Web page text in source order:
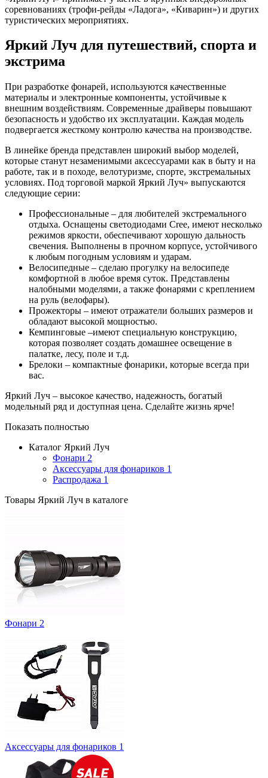
соревнованиях (трофи-рейды «Ладога», «Киварин») и других
туристических мероприятиях.
Яркий Луч для путешествий, спорта и
экстрима
При разработке фонарей, используются качественные
материалы и электронные компоненты, устойчивые к
внешним воздействиям. Современные драйверы повышают
безопасность и удобство их эксплуатации. Каждая модель
подвергается жесткому контролю качества на производстве.
В линейке бренда представлен широкий выбор моделей,
которые станут незаменимыми аксессуарами как в быту и на
работе, так и в походе, велотуризме, спорте, экстремальных
условиях. Под торговой маркой Яркий Луч» выпускаются
следующие серии:
Профессиональные – для любителей экстремального
отдыха. Оснащены светодиодами Cree, имеют несколько
режимов яркости, обеспечивают хорошую дальность
свечения. Выполнены в прочном корпусе, устойчивого
к любым погодным условиям и ударам.
Велосипедные – сделаю прогулку на велосипеде
комфортной в любое время суток. Представлены
налобными моделями, а также фонарями с креплением
на руль (велофары).
Прожекторы – имеют отражатели больших размеров и
обладают высокой мощностью.
Кемпинговые –имеют специальную конструкцию,
которая позволяет создать домашнее освещение в
палатке, лесу, поле и т.д.
Брелоки – компактные фонарики, которые всегда при
вас.
Яркий Луч – высокое качество, надежность, богатый
модельный ряд и доступная цена. Сделайте жизнь ярче!
Показать полностью
Каталог Яркий Луч
Фонари 2
Аксессуары для фонариков 1
Распродажа 1
Товары Яркий Луч в каталоге
Фонари 2
Аксессуары для фонариков 1